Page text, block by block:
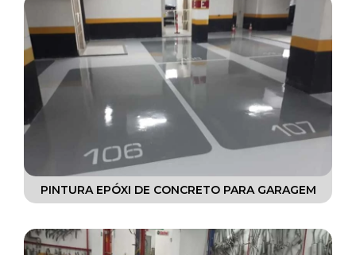
PISOS EPÓXI
PISOS INDUSTRIAL
PISOS POLIDOS
RECUPERAÇÃO DE PISO INDUSTRIAL
RECUPERAÇÃO DE PISOS
RECUPERAÇÃO DE PISOS DE CONCRETO
RECUPERAÇÃO DE PISOS INDUSTRIAIS
PINTURA EPÓXI DE CONCRETO PARA GARAGEM